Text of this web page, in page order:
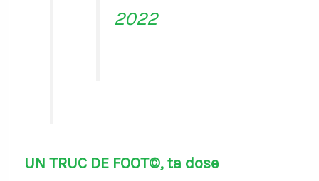
2022
UN TRUC DE FOOT©, ta dose